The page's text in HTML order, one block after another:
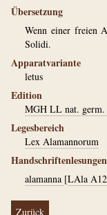
Übersetzung
Wenn einer freien
Solidi.
Apparatvariante
letus
Edition
MGH LL nat.
Legesbereich
Lex Alamannorum
Handschriftenlesungen
alamanna [LAla A12
Zurück